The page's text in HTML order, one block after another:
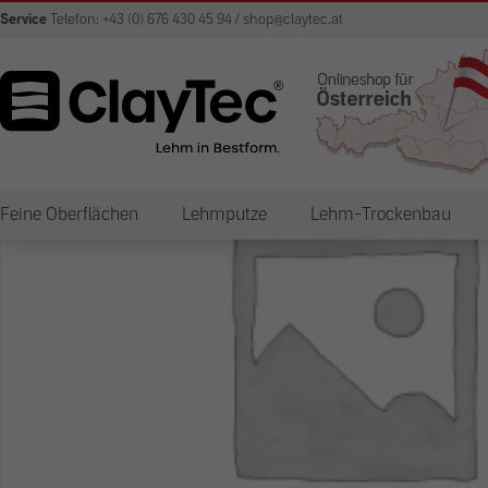
Service Telefon: +43 (0) 676 430 45 94 / shop@claytec.at
Feine Oberflächen Lehmputze Lehm-Trockenbau